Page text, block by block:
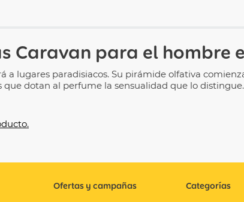
Caravan para el hombre
a lugares paradisiacos. Su pirámide olfativa
dotan al perfume la sensualidad que lo distingue.
Ofertas y campañas Categorías